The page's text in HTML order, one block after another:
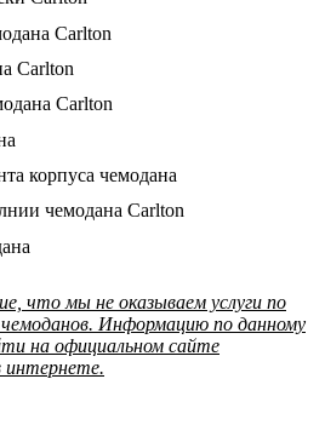
что мы не оказываем услуги по
Информацию по данному
на официальном сайте
интернете.